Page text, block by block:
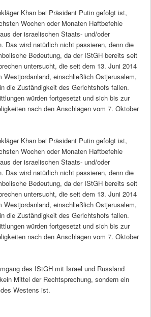
Khan bei Präsident Putin gefolgt ist,
Wochen oder Monaten Haftbefehle
der israelischen Staats- und/oder
Das wird natürlich nicht passieren, denn die
Bedeutung, da der IStGH bereits seit
untersucht, die seit dem 13. Juni 2014
Westjordanland, einschließlich Ostjerusalem,
die Zuständigkeit des Gerichtshofs fallen.
würden fortgesetzt und sich bis zur
nach den Anschlägen vom 7. Oktober
Khan bei Präsident Putin gefolgt ist,
Wochen oder Monaten Haftbefehle
der israelischen Staats- und/oder
Das wird natürlich nicht passieren, denn die
Bedeutung, da der IStGH bereits seit
untersucht, die seit dem 13. Juni 2014
Westjordanland, einschließlich Ostjerusalem,
die Zuständigkeit des Gerichtshofs fallen.
würden fortgesetzt und sich bis zur
nach den Anschlägen vom 7. Oktober
des IStGH mit Israel und Russland
Mittel der Rechtsprechung, sondern ein
Westens ist.